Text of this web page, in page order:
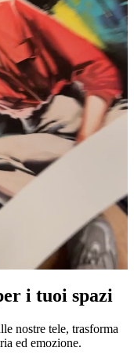
i tuoi spazi
nostre tele, trasforma
ed emozione.